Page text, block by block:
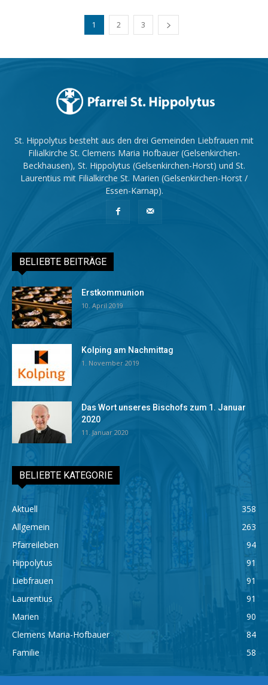
1 2 3
St. Hippolytus besteht aus den drei Gemeinden Liebfrauen mit
Filialkirche St. Clemens Maria Hofbauer (Gelsenkirchen-
Beckhausen), St. Hippolytus (Gelsenkirchen-Horst) und St.
Laurentius mit Filialkirche St. Marien (Gelsenkirchen-Horst /
Essen-Karnap).
BELIEBTE BEITRÄGE
Erstkommunion
10. April 2019
Kolping am Nachmittag
1. November 2019
Das Wort unseres Bischofs zum 1. Januar
2020
11. Januar 2020
BELIEBTE KATEGORIE
Aktuell
358
Allgemein
263
Pfarreileben
94
Hippolytus
91
Liebfrauen
91
Laurentius
91
Marien
90
Clemens Maria-Hofbauer
84
Familie
58